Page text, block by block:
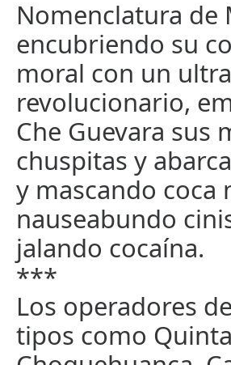
Nomenclatura
encubriendo su
moral con un
revolucionario,
Che Guevara sus
chuspitas y
y mascando coca
nauseabundo
jalando cocaína.
***
Los operadores
tipos como